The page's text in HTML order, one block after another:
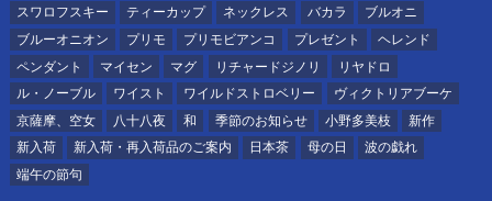
スワロフスキー
ティーカップ ネックレス バカラ
ブルオニ
ブルーオニオン
プリモ プリモビアンコ プレゼント
ヘレンド
ペンダント
マイセン マグ リチャードジノリ
リヤドロ
ル・ノーブル
ワイスト ワイルドストロベリー
ヴィクトリアブーケ
京薩摩、空女
八十八夜 和 季節のお知らせ 小野多美枝
新作
新入荷
新入荷・再入荷品のご案内 日本茶 母の日
波の戯れ
端午の節句